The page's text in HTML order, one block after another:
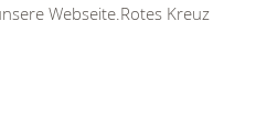
Webseite.Rotes Kreuz